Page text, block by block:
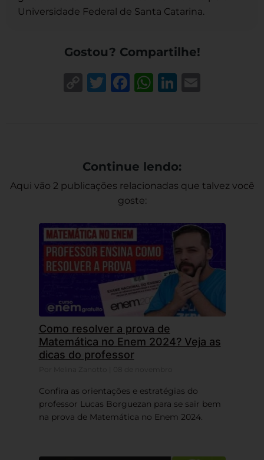
Universidade Federal de Santa Catarina.
Gostou? Compartilhe!
CopyTwitter
Facebook
WhatsApp
LinkedIn
Continue lendo:
Aqui vão 2 publicações relacionadas que talvez você
goste:
Como resolver a prova de
Matemática no Enem 2024? Veja as
dicas do professor
Confira as orientações e estratégias do
professor Lucas Borguezan para se sair bem
na prova de Matemática no Enem 2024.